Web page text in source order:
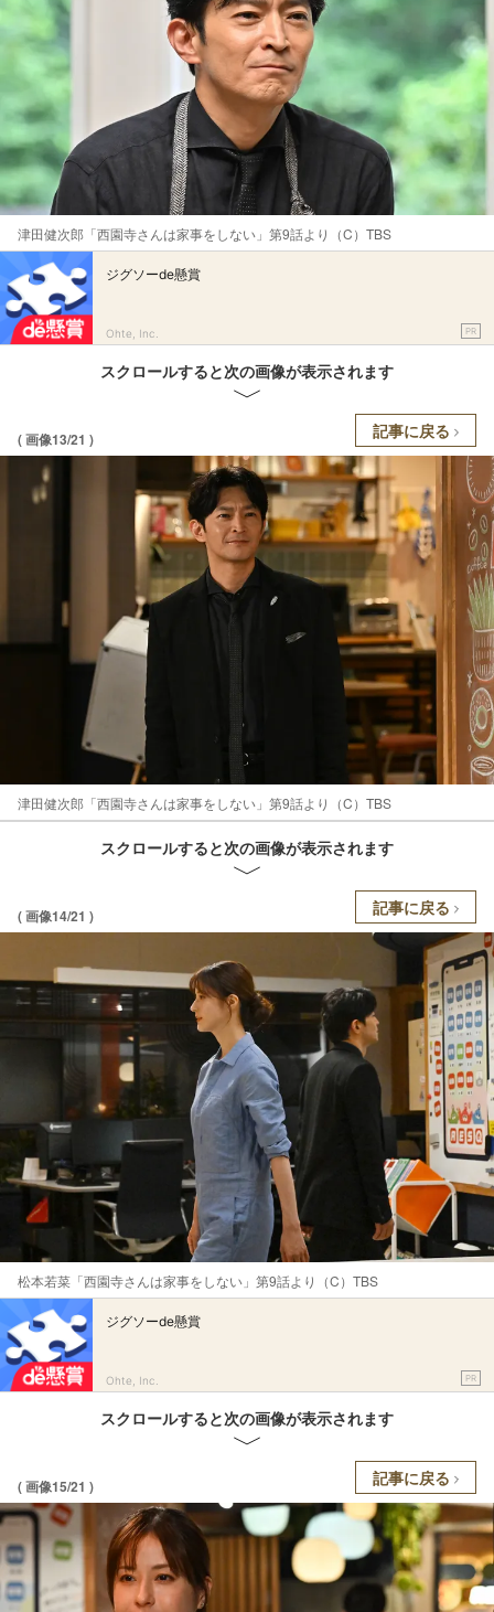
津田健次郎「西園寺さんは家事をしない」第9話より（C）TBS
ジグソーde懸賞
Ohte, Inc. PR
スクロールすると次の画像が表示されます
( 画像13/21 ) 記事に戻る
津田健次郎「西園寺さんは家事をしない」第9話より（C）TBS
スクロールすると次の画像が表示されます
( 画像14/21 ) 記事に戻る
松本若菜「西園寺さんは家事をしない」第9話より（C）TBS
ジグソーde懸賞
Ohte, Inc. PR
スクロールすると次の画像が表示されます
( 画像15/21 ) 記事に戻る